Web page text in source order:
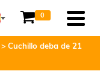
0
Cuchillo deba de 21